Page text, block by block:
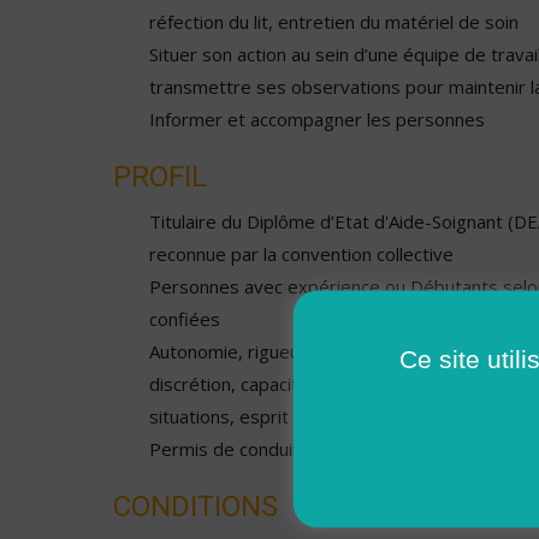
réfection du lit, entretien du matériel de soin
Situer son action au sein d’une équipe de
transmettre ses observations pour maintenir
Informer et accompagner les personnes
PROFIL
Titulaire du Diplôme d’Etat d'Aide-Soignant
reconnue par la convention collective
Personnes avec expérience ou Débutants
confiées
Autonomie, rigueur et sens de l'organisation,
discrétion, capacité d'adaptation, sens de
situations, esprit d'équipe
Permis de conduire demandé
CONDITIONS
Ce site